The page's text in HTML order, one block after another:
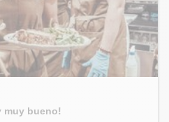
muy bueno!